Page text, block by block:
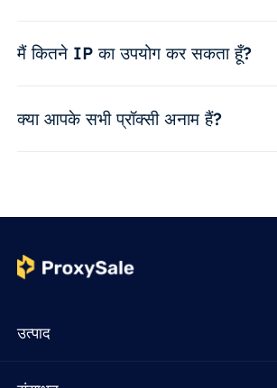
मैं कितने IP का उपयोग कर सकता हूँ?
क्या आपके सभी प्रॉक्सी अनाम हैं?
उत्पाद